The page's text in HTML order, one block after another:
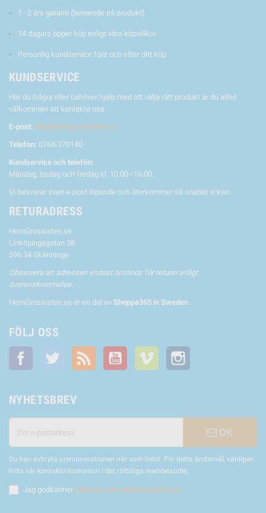
1–2 års garanti (beroende på produkt)
14 dagars öppet köp enligt våra köpvillkor
Personlig kundservice före och efter ditt köp
KUNDSERVICE
Har du frågor eller behöver hjälp med att välja rätt produkt är du alltid
välkommen att kontakta oss.
E-post: info@hemgrossisten.se
Telefon: 0768-370140
Kundservice och telefon:
Måndag, tisdag och fredag kl. 10.00–16.00.
Vi besvarar även e-post löpande och återkommer så snabbt vi kan.
RETURADRESS
HemGrossisten.se
Linköpingsgatan 38
596 34 Skänninge
Observera att adressen endast används för returer enligt
överenskommelse.
HemGrossisten.se är en del av Shoppa365 in Sweden.
FÖLJ OSS
Facebook Twitter RSS YouTube Vimeo
NYHETSBREV
OK
Du kan avbryta prenumerationen när som helst. För detta ändamål, vänligen
hitta vår kontaktinformation i det rättsliga meddelandet.
Jag godkänner villkoren och sekretesspolicyen